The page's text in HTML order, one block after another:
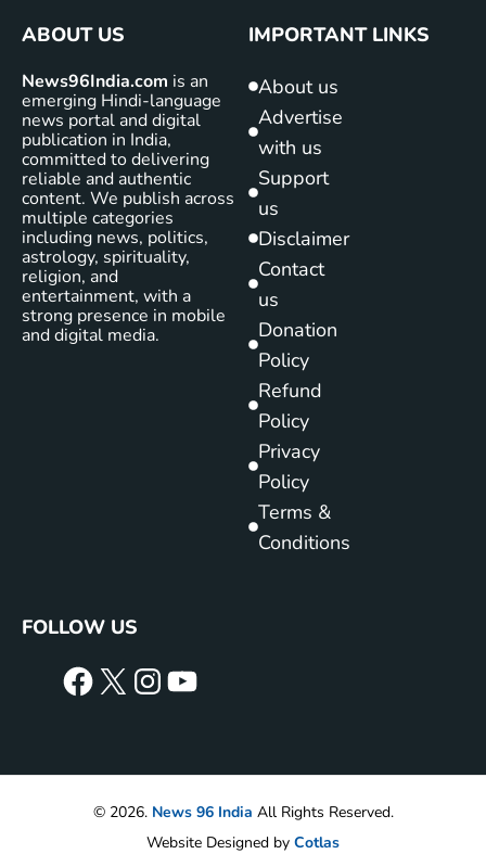
ABOUT US
News96India.com is an
emerging Hindi-language
news portal and digital
publication in India,
committed to delivering
reliable and authentic
content. We publish across
multiple categories
including news, politics,
astrology, spirituality,
religion, and
entertainment, with a
strong presence in mobile
and digital media.
IMPORTANT LINKS
About us
Advertise
with us
Support
us
Disclaimer
Contact
us
Donation
Policy
Refund
Policy
Privacy
Policy
Terms &
Conditions
FOLLOW US
© 2026. News 96 India All Rights Reserved.
Website Designed by Cotlas